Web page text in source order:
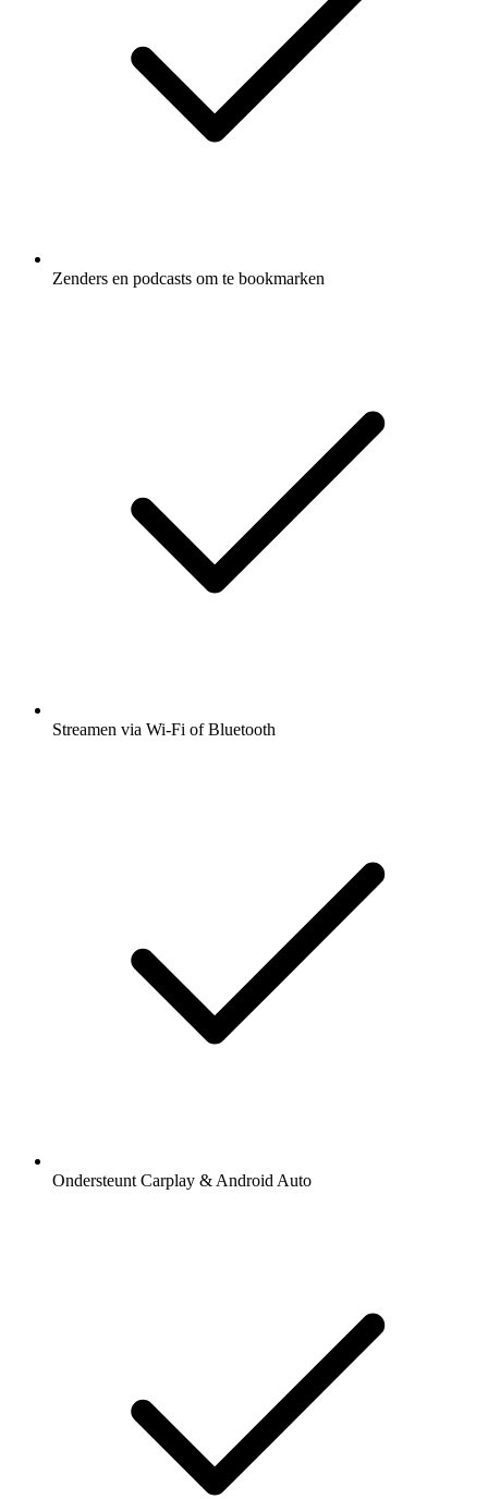
Zenders en podcasts om te bookmarken
Streamen via Wi-Fi of Bluetooth
Ondersteunt Carplay & Android Auto